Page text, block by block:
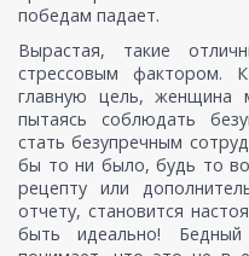
победам падает.
Вырастая, такие
стрессовым фактором.
главную цель, женщина
пытаясь соблюдать
стать безупречным
бы то ни было, будь то
рецепту или
отчету, становится
быть идеально!